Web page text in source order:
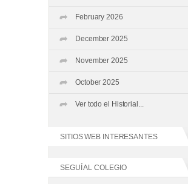
February 2026
December 2025
November 2025
October 2025
Ver todo el Historial...
SITIOS WEB INTERESANTES
SEGUÍ AL COLEGIO